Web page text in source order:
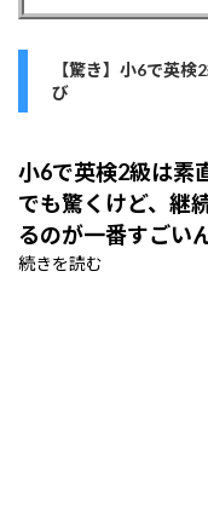
【驚き】小6で英
び
小6で英検2級は素
でも驚くけど、継
るのが一番すごい
続きを読む